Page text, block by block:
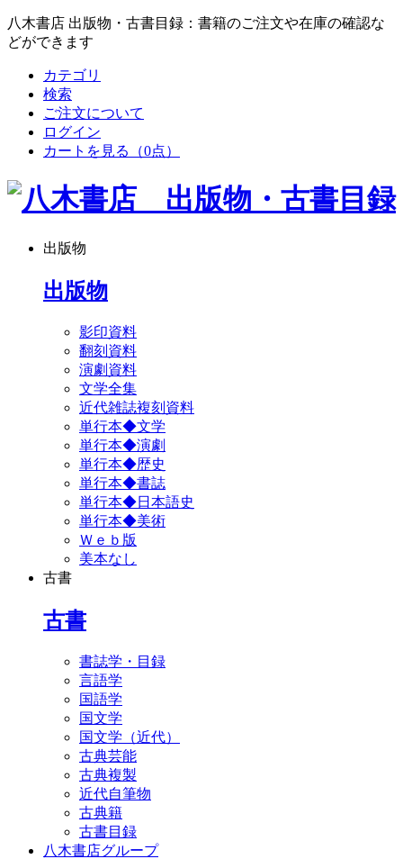
八木書店 出版物・古書目録：書籍のご注文や在庫の確認な
どができます
カテゴリ
検索
ご注文について
ログイン
カートを見る
（0点）
出版物
出版物
影印資料
翻刻資料
演劇資料
文学全集
近代雑誌複刻資料
単行本◆文学
単行本◆演劇
単行本◆歴史
単行本◆書誌
単行本◆日本語史
単行本◆美術
Ｗｅｂ版
美本なし
古書
古書
書誌学・目録
言語学
国語学
国文学
国文学（近代）
古典芸能
古典複製
近代自筆物
古典籍
古書目録
八木書店グループ